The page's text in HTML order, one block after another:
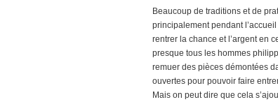
Beaucoup de traditions et de
principalement pendant
rentrer la chance et l’argent en
presque tous les hommes
remuer des pièces démontées
ouvertes pour pouvoir faire
Mais on peut dire que cela